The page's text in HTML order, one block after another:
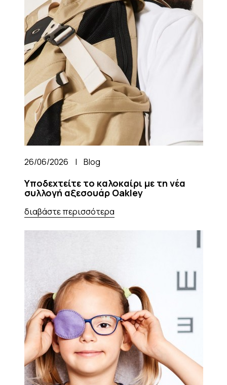
26/06/2026 | Blog
Υποδεχτείτε το καλοκαίρι με τη νέα
συλλογή αξεσουάρ Oakley
διαβάστε περισσότερα